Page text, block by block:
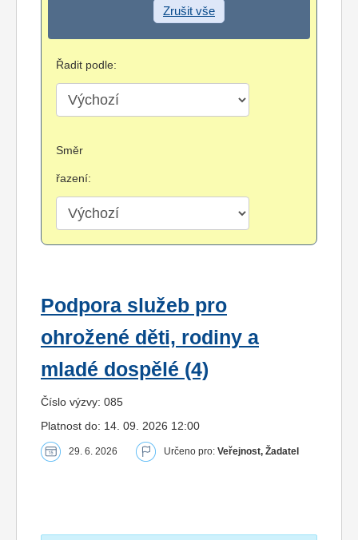
Zrušit vše
Řadit podle:
Směr
řazení:
Podpora služeb pro
ohrožené děti, rodiny a
mladé dospělé (4)
Číslo výzvy: 085
Platnost do: 14. 09. 2026 12:00
29. 6. 2026 Určeno pro: Veřejnost, Žadatel